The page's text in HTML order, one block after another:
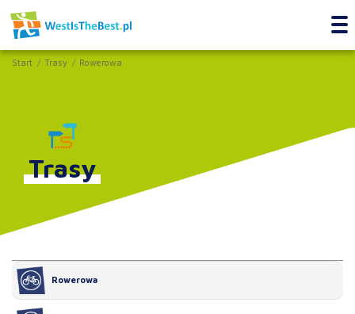
Start Trasy Rowerowa
Trasy
Rowerowa